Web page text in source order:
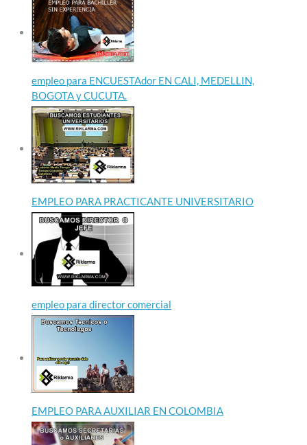
empleo para ENCUESTAdor EN CALI, MEDELLIN,
BOGOTA y CUCUTA.
EMPLEO PARA PRACTICANTE UNIVERSITARIO
empleo para director comercial
EMPLEO PARA AUXILIAR EN COLOMBIA